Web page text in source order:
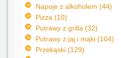
Napoje z alkoholem (44)
Pizza (10)
Potrawy z grilla (32)
Potrawy z jaj i mąki (104)
Przekąski (129)